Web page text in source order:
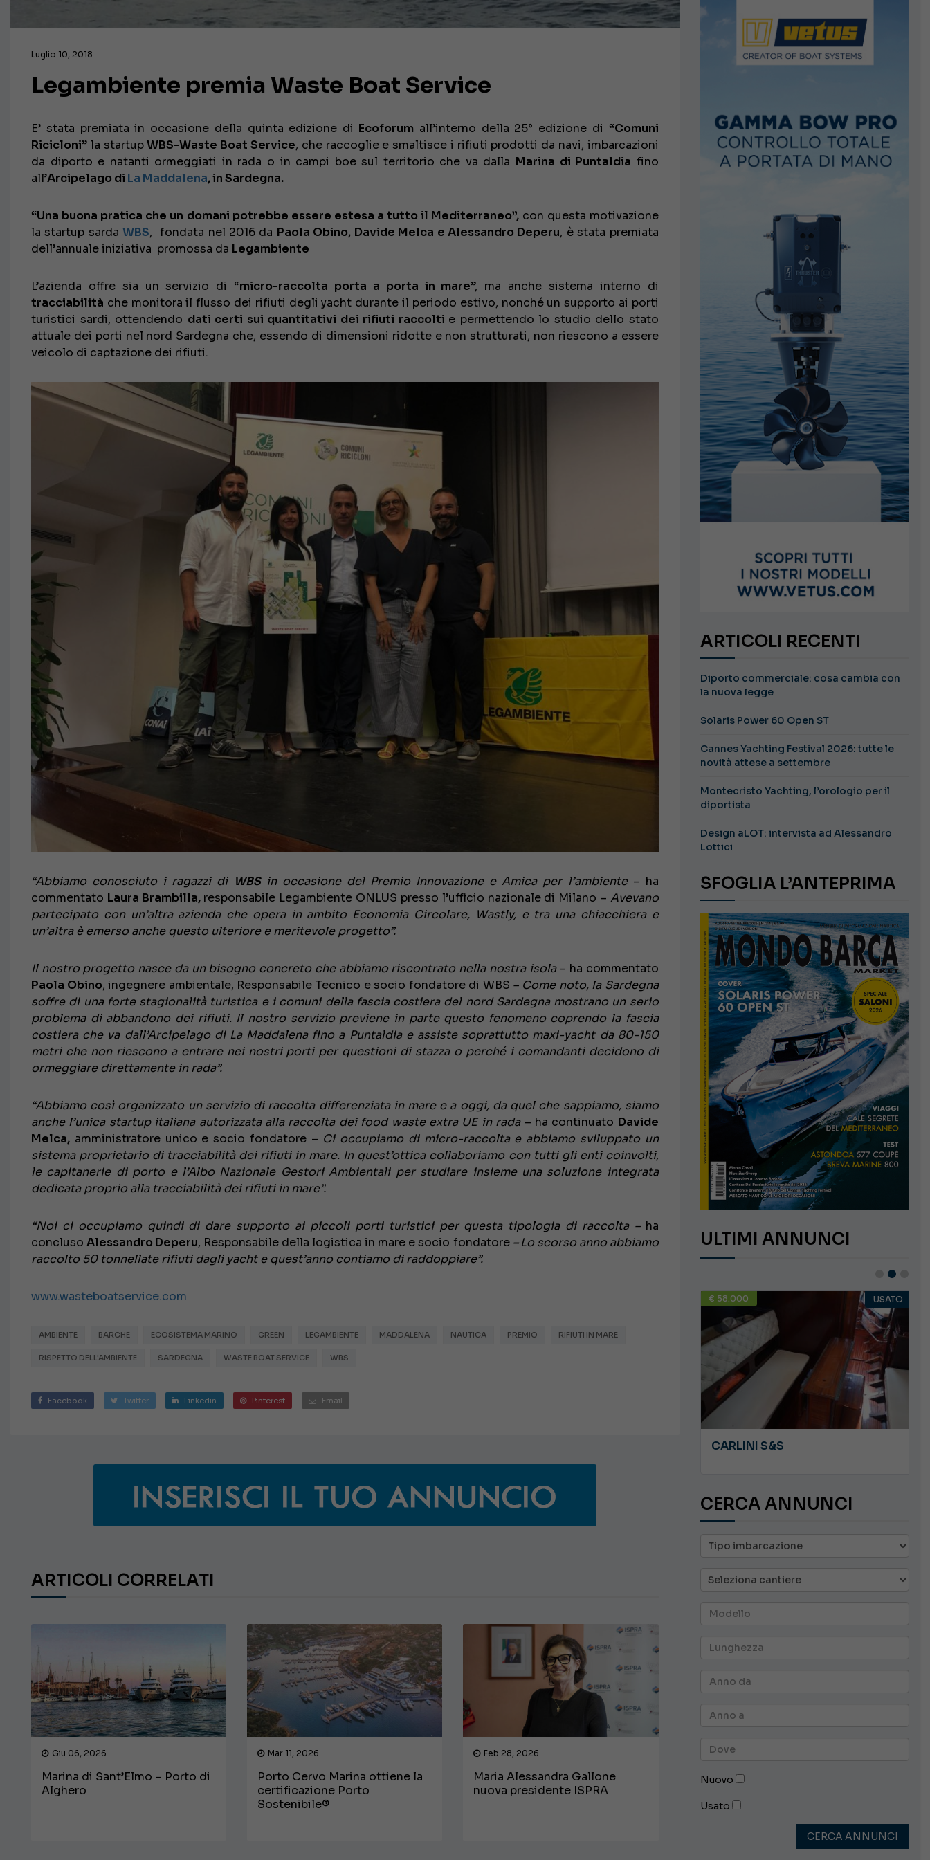
Luglio 10, 2018
Legambiente premia Waste Boat Service
E’ stata premiata in occasione della quinta edizione di Ecoforum all’interno della 25° edizione di “Comuni
Ricicloni” la startupWBS-Waste Boat Service, che raccoglie e smaltisce i rifiuti prodotti da navi, imbarcazioni
da diporto e natanti ormeggiati in rada o in campi boe sul territorio che va dalla Marina di Puntaldia fino
all’Arcipelago di La Maddalena, in Sardegna.
“Una buona pratica che un domani potrebbe essere estesa a tutto il Mediterraneo”, con questa motivazione
la startup sardaWBS, fondata nel 2016 da Paola Obino, Davide Melca e Alessandro Deperu, è stata premiata
dell’annuale iniziativa promossa da Legambiente
L’azienda offre sia un servizio di “micro-raccolta porta a porta in mare”, ma anche sistema interno di
tracciabilità che monitora il flusso dei rifiuti degli yacht durante il periodo estivo, nonché un supporto ai porti
turistici sardi, ottendendo dati certi sui quantitativi dei rifiuti raccolti e permettendo lo studio dello stato
attuale dei porti nel nord Sardegna che, essendo di dimensioni ridotte e non strutturati, non riescono a essere
veicolo di captazione dei rifiuti.
“Abbiamo conosciuto i ragazzi di WBSin occasione del Premio Innovazione e Amica per l’ambiente – ha
commentato Laura Brambilla,responsabile Legambiente ONLUS presso l’ufficio nazionale di Milano – Avevano
partecipato con un’altra azienda che opera in ambito Economia Circolare, Wastly, e tra una chiacchiera e
un’altra è emerso anche questo ulteriore e meritevole progetto”.
Il nostro progetto nasce da un bisogno concreto che abbiamo riscontrato nella nostra isola– ha commentato
Paola Obino, ingegnere ambientale, Responsabile Tecnico e socio fondatore di WBS – Come noto, la Sardegna
soffre di una forte stagionalità turistica e i comuni della fascia costiera del nord Sardegna mostrano un serio
problema di abbandono dei rifiuti. Il nostro servizio previene in parte questo fenomeno coprendo la fascia
costiera che va dall’Arcipelago di La Maddalena fino a Puntaldia e assiste soprattutto maxi-yacht da 80-150
metri che non riescono a entrare nei nostri porti per questioni di stazza o perché i comandanti decidono di
ormeggiare direttamente in rada”.
“Abbiamo così organizzato un servizio di raccolta differenziata in mare e a oggi, da quel che sappiamo, siamo
anche l’unica startup italiana autorizzata alla raccolta dei food waste extra UE in rada – ha continuato Davide
Melca, amministratore unico e socio fondatore – Ci occupiamo di micro-raccolta e abbiamo sviluppato un
sistema proprietario di tracciabilità dei rifiuti in mare. In quest’ottica collaboriamo con tutti gli enti coinvolti,
le capitanerie di porto e l’Albo Nazionale Gestori Ambientali per studiare insieme una soluzione integrata
dedicata proprio alla tracciabilità dei rifiuti in mare”.
“Noi ci occupiamo quindi di dare supporto ai piccoli porti turistici per questa tipologia di raccolta – ha
conclusoAlessandro Deperu, Responsabile della logistica in mare e socio fondatore –Lo scorso anno abbiamo
raccolto 50 tonnellate rifiuti dagli yacht e quest’anno contiamo di raddoppiare”.
www.wasteboatservice.com
AMBIENTE BARCHE ECOSISTEMA MARINO GREEN LEGAMBIENTE MADDALENA NAUTICA PREMIO RIFIUTI IN MARE
RISPETTO DELL'AMBIENTE SARDEGNA WASTE BOAT SERVICE WBS
Facebook Twitter Linkedin Pinterest Email
ARTICOLI CORRELATI
Giu 06, 2026
Marina di Sant’Elmo – Porto di
Alghero
Mar 11, 2026
Porto Cervo Marina ottiene la
certificazione Porto
Sostenibile®
Feb 28, 2026
Maria Alessandra Gallone
nuova presidente ISPRA
ARTICOLI RECENTI
Diporto commerciale: cosa cambia con
la nuova legge
Solaris Power 60 Open ST
Cannes Yachting Festival 2026: tutte le
novità attese a settembre
Montecristo Yachting, l’orologio per il
diportista
Design aLOT: intervista ad Alessandro
Lottici
SFOGLIA L’ANTEPRIMA
ULTIMI ANNUNCI
€ 58.000 USATO
CARLINI S&S
CERCA ANNUNCI
Nuovo
Usato
CERCA ANNUNCI